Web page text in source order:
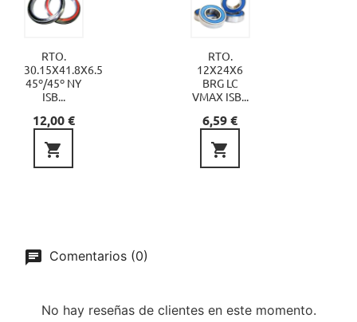
RTO.
30.15X41.8X6.5
45º/45º NY
ISB...
Precio
12,00 €

RTO.
12X24X6
BRG LC
VMAX ISB...
Precio
6,59 €

Comentarios (0)
No hay reseñas de clientes en este momento.